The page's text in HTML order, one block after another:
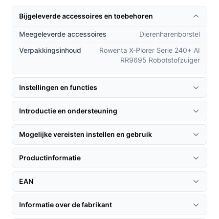
huishoudelijke klussen en meer willen genieten van hun
vrije tijd.
Praktische voordelen t.o.v. alternatieven
Wat maakt de Rowenta X-Plorer uniek ten opzichte van
andere robotstofzuigers op de markt?
Geavanceerde 3D-navigatie:
In tegenstelling tot
veel concurrenten kan deze stofzuiger met
precisie navigeren, waardoor hij efficiënt en
effectief alle ruimtes in jouw huis bereikt.
Vibrerende dweilfunctie:De combinatie van
ongeëvenaarde reinigingsoplossing voor
van 120 minuten en een oplaadtijd van slechts 4
Bijgeleverde accessoires en toebehoren
Meegeleverde accessoires
Dierenharenborstel
Verpakkingsinhoud
Rowenta X-Plorer Serie 240+ AI
RR9695 Robotstofzuiger
Instellingen en functies
Introductie en ondersteuning
Mogelijke vereisten instellen en gebruik
Productinformatie
EAN
Informatie over de fabrikant